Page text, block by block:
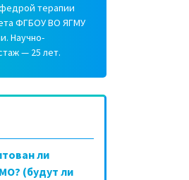
терапии
ФГБОУ ВО ЯГМУ
Научно-
— 25 лет.
ли
(будут ли